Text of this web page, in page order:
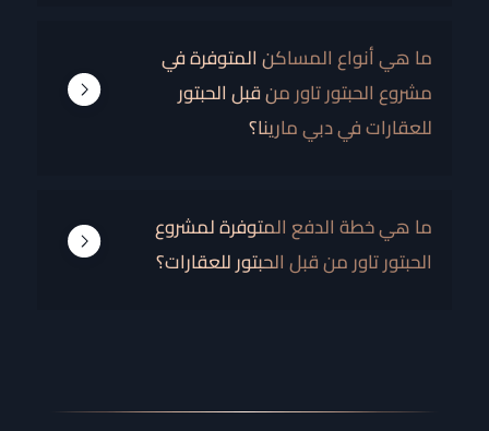
ما هي أنواع المساكن المتوفرة في
مشروع الحبتور تاور من قبل الحبتور
للعقارات في دبي مارينا؟
ما هي خطة الدفع المتوفرة لمشروع
الحبتور تاور من قبل الحبتور للعقارات؟